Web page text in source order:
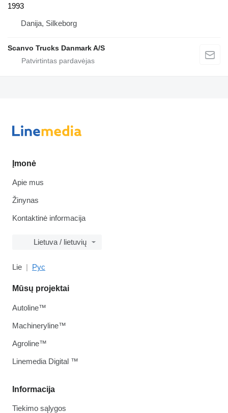
1993
Danija, Silkeborg
Scanvo Trucks Danmark A/S
Įmonė
Apie mus
Žinynas
Kontaktinė informacija
Lietuva / lietuvių
Lie Рус
Informacija
Tiekimo sąlygos
Mūsų projektai
Autoline™
Machineryline™
Agroline™
Linemedia Digital ™